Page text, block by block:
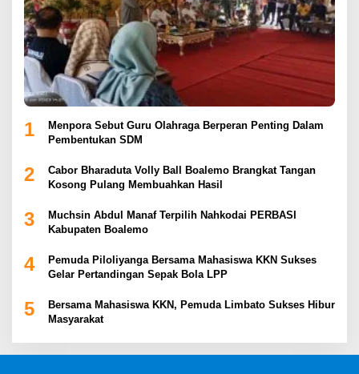
1
Menpora Sebut Guru Olahraga Berperan Penting Dalam
Pembentukan SDM
2
Cabor Bharaduta Volly Ball Boalemo Brangkat Tangan
Kosong Pulang Membuahkan Hasil
3
Muchsin Abdul Manaf Terpilih Nahkodai PERBASI
Kabupaten Boalemo
4
Pemuda Piloliyanga Bersama Mahasiswa KKN Sukses
Gelar Pertandingan Sepak Bola LPP
5
Bersama Mahasiswa KKN, Pemuda Limbato Sukses Hibur
Masyarakat